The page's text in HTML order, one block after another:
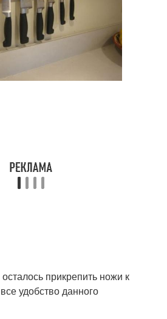
прикрепить ножи к
удобство данного